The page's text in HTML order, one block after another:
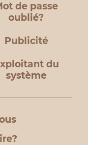
de passe
oublié?
Publicité
du
système